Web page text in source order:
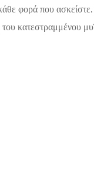
φορά που
κατεστραμμένου